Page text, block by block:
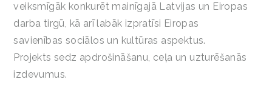
veiksmīgāk konkurēt mainīgajā Latvijas un Eiropas
darba tirgū, kā arī labāk izpratīsi Eiropas
savienības sociālos un kultūras aspektus.
Projekts sedz apdrošināšanu, ceļa un uzturēšanās
izdevumus.